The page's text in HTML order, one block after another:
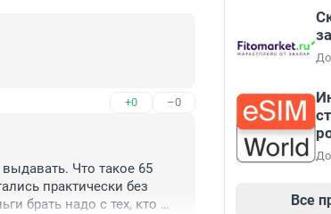
+0 –0
Что такое 65
практически без
брать надо с тех, кто
До
До
Все